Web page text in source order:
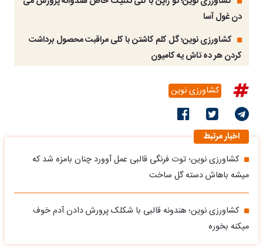
دن غول آسا
کشاورزی نوین؛ گل کلم کاشتن با کلی مراقبت محصول برداشت
کردن هر ده تاش یه کامیون
کشاورزی نوین
اخبار مرتبط
کشاورزی نوین؛ توت فرنگی قالبی عمل آوورد چنان بامزه شد که
میشه باهاش دسته گل ساخت
کشاورزی نوین؛ هندونه قالبی با شکلک پرورش دادن آدم خوف
میکنه بخوره